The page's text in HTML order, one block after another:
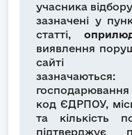
учасника
зазначені у
статті,
виявлення
сайті
зазначаються:
код ЄДРПОУ,
та кількість
підтверджує